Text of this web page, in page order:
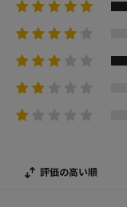
評価の高い順